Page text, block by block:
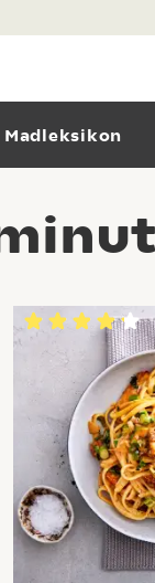
Madleksikon